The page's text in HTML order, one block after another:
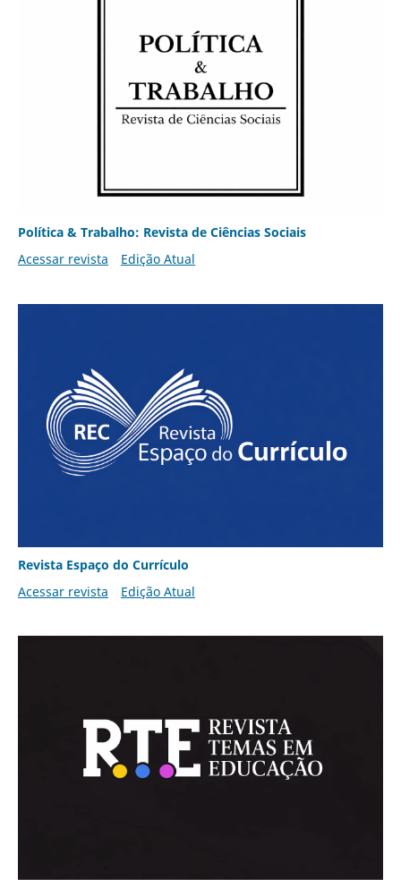
Política & Trabalho: Revista de Ciências Sociais
Acessar revista
Edição Atual
Revista Espaço do Currículo
Acessar revista
Edição Atual